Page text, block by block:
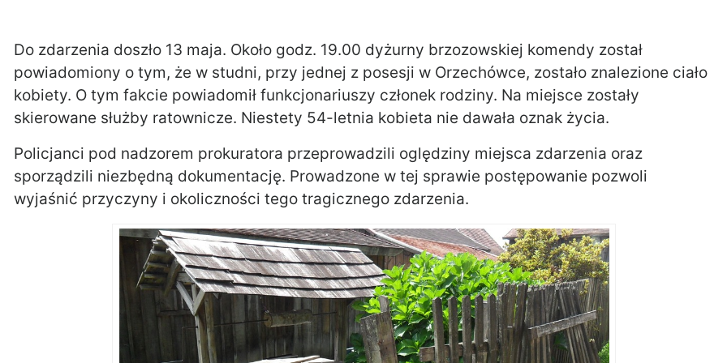
Do zdarzenia doszło 13 maja. Około godz. 19.00 dyżurny brzozowskiej komendy został
powiadomiony o tym, że w studni, przy jednej z posesji w Orzechówce, zostało znalezione ciało
kobiety. O tym fakcie powiadomił funkcjonariuszy członek rodziny. Na miejsce zostały
skierowane służby ratownicze. Niestety 54-letnia kobieta nie dawała oznak życia.
Policjanci pod nadzorem prokuratora przeprowadzili oględziny miejsca zdarzenia oraz
sporządzili niezbędną dokumentację. Prowadzone w tej sprawie postępowanie pozwoli
wyjaśnić przyczyny i okoliczności tego tragicznego zdarzenia.